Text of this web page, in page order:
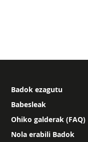
Badok ezagutu
Babesleak
Ohiko galderak (FAQ)
Nola erabili Badok